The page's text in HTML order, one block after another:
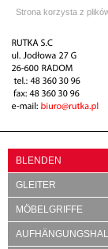
Strona korzysta z
BLENDEN
GLEITER
MÖBELGRIFFE